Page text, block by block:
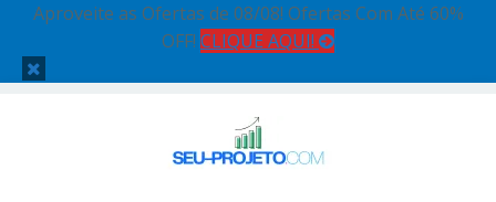
Aproveite as Ofertas de 08/08! Ofertas Com Até 60%
OFF! CLIQUE AQUI!